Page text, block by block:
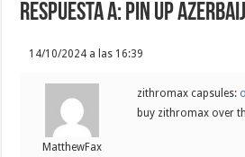
Respuesta a: pin up
14/10/2024 a las 16:39
MatthewFax
zithromax capsules:
buy zithromax over